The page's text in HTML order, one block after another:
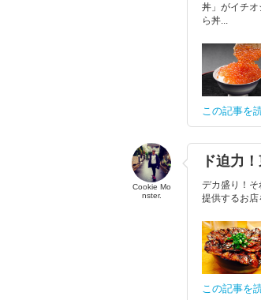
丼」がイチ
ら丼...
この記事を
Cookie Mo
nster.
ド迫力
デカ盛り！
提供するお店
この記事を